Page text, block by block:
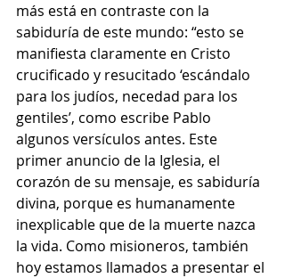
más está en contraste con la
sabiduría de este mundo: “esto se
manifiesta claramente en Cristo
crucificado y resucitado ‘escándalo
para los judíos, necedad para los
gentiles’, como escribe Pablo
algunos versículos antes. Este
primer anuncio de la Iglesia, el
corazón de su mensaje, es sabiduría
divina, porque es humanamente
inexplicable que de la muerte nazca
la vida. Como misioneros, también
hoy estamos llamados a presentar el